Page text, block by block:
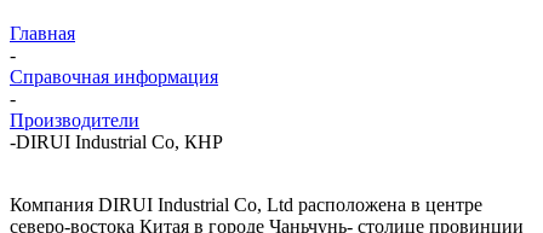
Главная
-
Справочная информация
-
Производители
-DIRUI Industrial Co, КНР
Компания DIRUI Industrial Co, Ltd расположена в центре
северо-востока Китая в городе Чаньчунь- столице провинции